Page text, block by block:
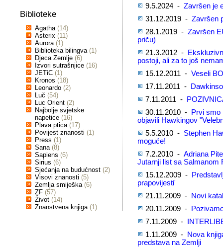
Biblioteke
Agatha (14)
Asterix (11)
Aurora (1)
Biblioteka bilingva (1)
Djeca Zemlje (6)
Izvori sutrašnjice (16)
JETiC (1)
Kronos (18)
Leonardo (2)
Luč (54)
Luc Orient (2)
Najbolje svjetske
napetice (16)
Plava ptica (17)
Povijest znanosti (1)
Press (1)
Sana (8)
Sapiens (6)
Sirius (6)
Sjećanja na budućnost (2)
Visovi znanosti (5)
Zemlja smiješka (6)
ZF (57)
Život (14)
Znanstvena knjiga (1)
9.5.2024 - Završen je
31.12.2019 - Završen
28.1.2019 - Završen
priču)
21.3.2012 -
postoji, ali za to još
15.12.2011 - Veseli
17.11.2011 -
7.11.2011 -
30.11.2010 -
Prvi smo
objavili Hawkingov
5.5.2010 - Stephen
moguće!
7.2.2010 - Adriana
Jutarnji list sa Salmanom
15.12.2009 -
prapovijesti'
21.11.2009 -
Novi
20.11.2009 -
7.11.2009 -
1.11.2009 -
Nova
predstava na Zemlji